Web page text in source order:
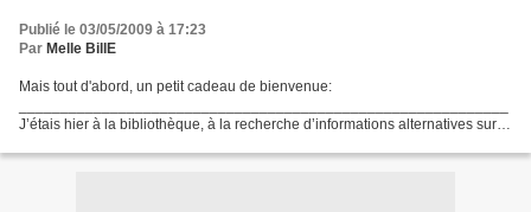
Publié le 03/05/2009 à 17:23
Par Melle BillE
Mais tout d'abord, un petit cadeau de bienvenue:
J’étais hier à la bibliothèque, à la recherche d’informations alternatives sur